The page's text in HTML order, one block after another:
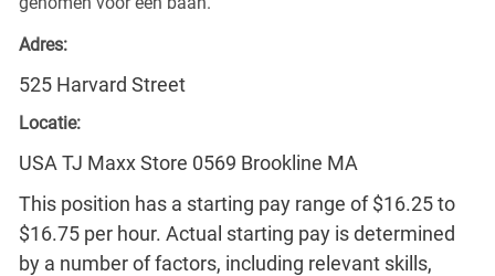
Adres:
525 Harvard Street
Locatie:
USA TJ Maxx Store 0569 Brookline MA
This position has a starting pay range of $16.25 to
$16.75 per hour. Actual starting pay is determined
by a number of factors, including relevant skills,